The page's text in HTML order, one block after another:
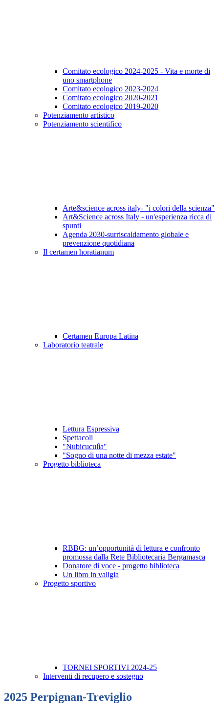
Comitato ecologico 2024-2025 - Vita e morte di
uno smartphone
Comitato ecologico 2023-2024
Comitato ecologico 2020-2021
Comitato ecologico 2019-2020
Potenziamento artistico
Potenziamento scientifico
Arte&science across italy- "i colori della scienza"
Art&Science across Italy - un'esperienza ricca di
spunti
Agenda 2030-surriscaldamento globale e
prevenzione quotidiana
Il certamen horatianum
Certamen Europa Latina
Laboratorio teatrale
Lettura Espressiva
Spettacoli
"Nubicuculìa"
"Sogno di una notte di mezza estate"
Progetto biblioteca
RBBG: un’opportunità di lettura e confronto
promossa dalla Rete Bibliotecaria Bergamasca
Donatore di voce - progetto biblioteca
Un libro in valigia
Progetto sportivo
TORNEI SPORTIVI 2024-25
Interventi di recupero e sostegno
2025 Perpignan-Treviglio